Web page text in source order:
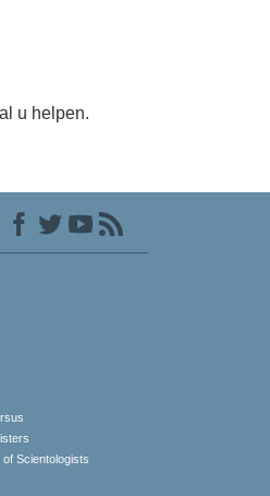
u helpen.
of Scientologists